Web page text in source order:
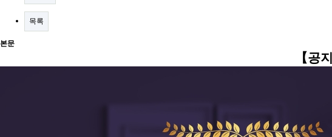
목록
본문
【공지